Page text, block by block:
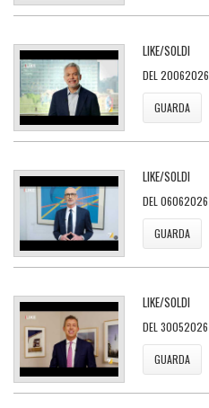
LIKE/SOLDI
DEL 20062026
GUARDA
LIKE/SOLDI
DEL 06062026
GUARDA
LIKE/SOLDI
DEL 30052026
GUARDA